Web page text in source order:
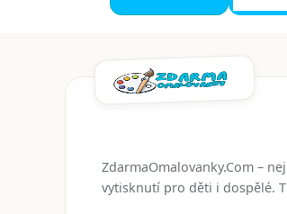
ZdarmaOmalovanky.Com –
vytisknutí pro děti i dospělé.